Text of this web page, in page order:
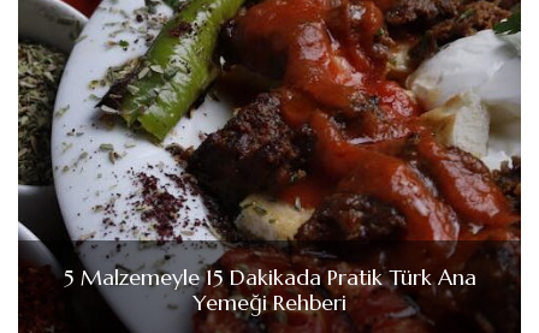
5 Malzemeyle 15 Dakikada Pratik Türk Ana
Yemeği Rehberi